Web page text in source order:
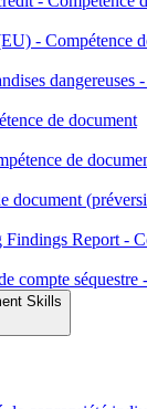
- Compétence
dangereuses
de document
de
document
Report -
compte séquestre
Skills